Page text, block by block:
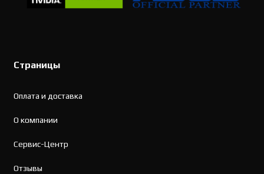
Страницы
Оплата и доставка
О компании
Сервис-Центр
Отзывы